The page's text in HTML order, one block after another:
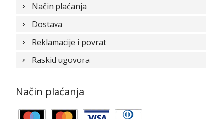
Način plaćanja
Dostava
Reklamacije i povrat
Raskid ugovora
Način plaćanja